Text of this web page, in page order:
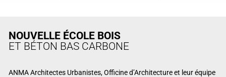
NOUVELLE ÉCOLE BOIS
ET BÉTON BAS CARBONE
ANMA Architectes Urbanistes, Officine d’Architecture et leur équipe